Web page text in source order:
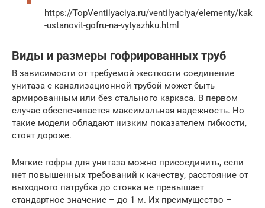
https://TopVentilyaciya.ru/ventilyaciya/elementy/kak
-ustanovit-gofru-na-vytyazhku.html
Виды и размеры гофрированных труб
В зависимости от требуемой жесткости соединение
унитаза с канализационной трубой может быть
армированным или без стального каркаса. В первом
случае обеспечивается максимальная надежность. Но
такие модели обладают низким показателем гибкости,
стоят дороже.
Мягкие гофры для унитаза можно присоединить, если
нет повышенных требований к качеству, расстояние от
выходного патрубка до стояка не превышает
стандартное значение – до 1 м. Их преимущество –